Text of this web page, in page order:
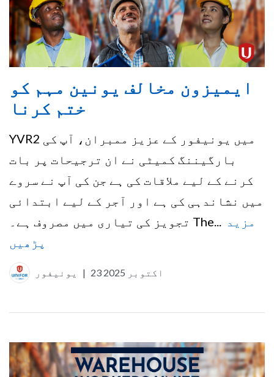
ایمیزون مخالف یونین مہم کو
ختم کرنا
YVR2 میں یونیفور کے عزیز ممبران، آپ کی
بارگیننگ کمیٹی نے ان ترجیحات پر بات
کرنے کے لیے ملاقات کی ہے جن کی آپ نے سروے
میں نشاندہی کی ہے اور آجر کے لیے ابتدائی
تجویز کی تیاری میں مصروف ہے۔ The... مزید
پڑھیں
یونیفور | 23 اکتوبر 2025